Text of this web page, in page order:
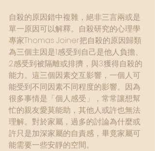
自殺的原因錯中複雜，絕非三言兩或是
單一原因可以解釋。自殺研究的心理學
專家Thomas Joiner把自殺的原因歸類
為三個主因是1.感受到自己是他人負擔、
2.感受到被隔離或排擠，與3.獲得自殺的
能力。這三個因素交互影響，一個人可
能受到不同因素不同程度的影響。因為
很多事情是「個人感受」，常常讓想幫
忙的親友愛莫能助，其他人或許也無法
理解。對於家屬，過多的討論為什麼或
許只是加深家屬的自責感，畢竟家屬可
能需要一些安靜的空間。